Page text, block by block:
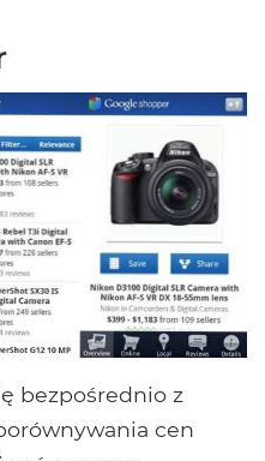
bezpośrednio z
cen